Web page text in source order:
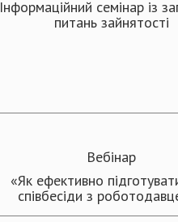
Інформаційний семінар із
питань зайнятості
Вебінар
«Як ефективно
співбесіди з